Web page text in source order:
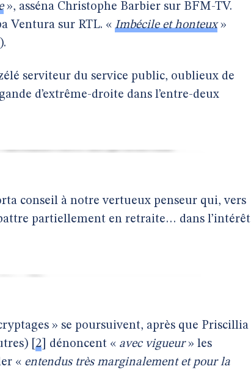
», asséna Christophe Barbier sur BFM-TV.
Ventura sur RTL. « Imbécile et honteux»
serviteur du service public, oublieux de
d’extrême-droite dans l’entre-deux
conseil à notre vertueux penseur qui, vers
partiellement en retraite… dans l’intérêt
» se poursuivent, après que Priscillia
2 dénoncent « avec vigueur» les
« entendus très marginalement et pour la